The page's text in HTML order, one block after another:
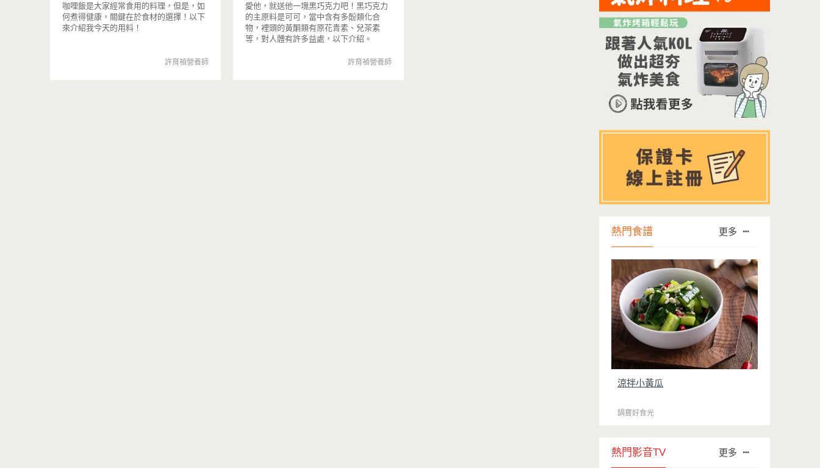
咖哩飯是大家經常食用的料理，但是，如
何煮得健康，關鍵在於食材的選擇！以下
來介紹我今天的用料！
許育禎營養師
愛他，就送他一塊黑巧克力吧！黑巧克力
的主原料是可可，當中含有多酚類化合
物，裡頭的黃酮類有原花青素、兒茶素
等，對人體有許多益處，以下介紹。
許育禎營養師
熱門食譜 更多
涼拌小黃瓜
鍋寶好食光
熱門影音TV 更多